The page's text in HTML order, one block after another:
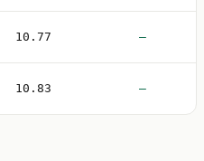
10.77 —
10.83 —